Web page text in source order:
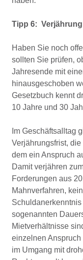
Tipp 6:
Haben Sie noch
sollten Sie prüfen,
Jahresende mit
hinausgeschoben
Gesetzbuch kennt
10 Jahre und 30
Im Geschäftsalltag
Verjährungsfrist,
dem ein Anspruch
Damit verjähren
Forderungen aus
Mahnverfahren,
sogenannten
Mietverhältnisse
einzelnen
im Umgang mit